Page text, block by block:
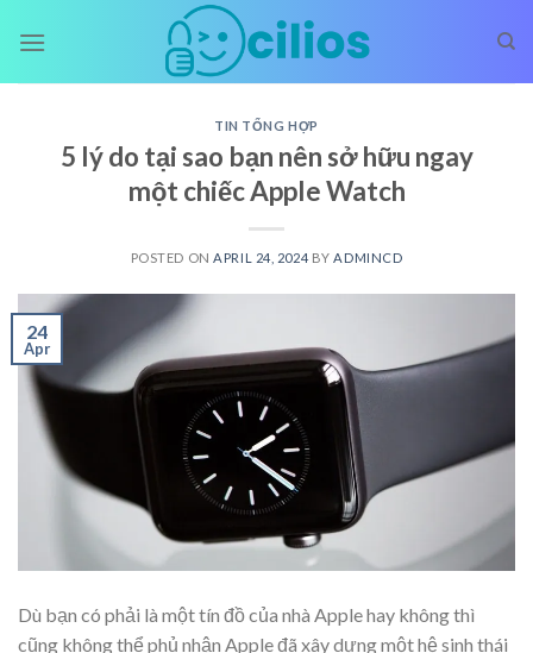
TIN TỔNG HỢP
5 lý do tại sao bạn nên sở hữu ngay
một chiếc Apple Watch
POSTED ON APRIL 24, 2024 BY ADMINCD
24
Apr
Dù bạn có phải là một tín đồ của nhà Apple hay không thì
cũng không thể phủ nhận Apple đã xây dựng một hệ sinh thái